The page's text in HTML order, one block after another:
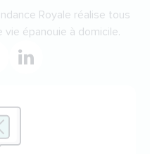
Royale réalise tous
épanouie à domicile.